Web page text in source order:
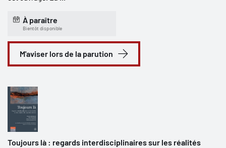
À paraître
Bientôt disponible
M'aviser lors de la parution
Toujours là : regards interdisciplinaires sur les réalités